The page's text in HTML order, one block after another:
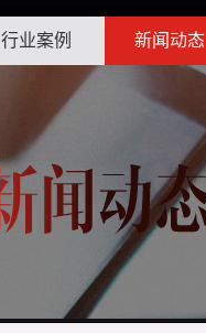
行业案例 新闻动态